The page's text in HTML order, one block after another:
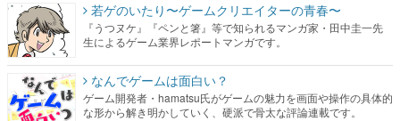
若ゲのいたり〜ゲームクリエイターの青春〜
『うつヌケ』『ペンと箸』等で知られるマンガ家・田中圭一先
生によるゲーム業界レポートマンガです。
なんでゲームは面白い？
ゲーム開発者・hamatsu氏がゲームの魅力を画面や操作の具体的
な形から解き明かしていく、硬派で骨太な評論連載です。